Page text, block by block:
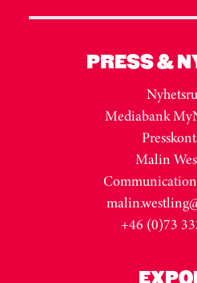
PRESS &
Mediabank
Malin
+46 (0)73